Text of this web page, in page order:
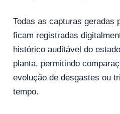
Todas as capturas geradas
ficam registradas
histórico auditável do
planta, permitindo
evolução de desgastes ou
tempo.